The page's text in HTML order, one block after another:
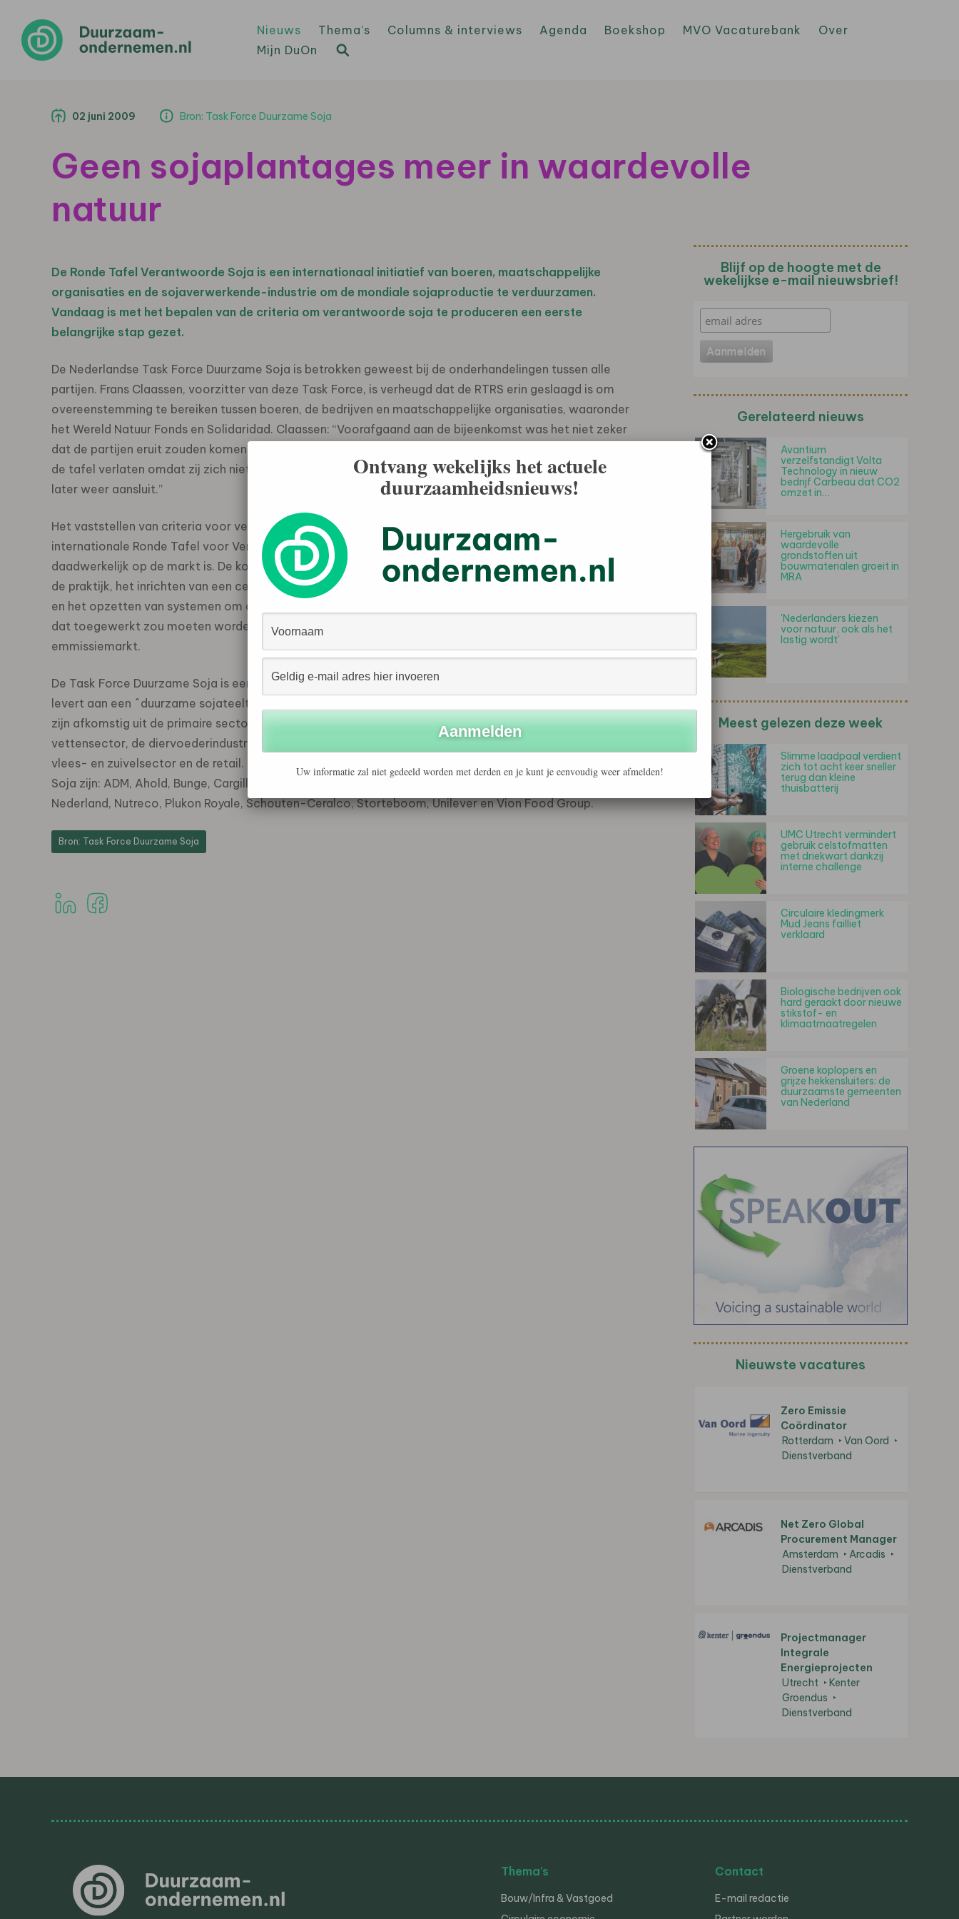
Nieuws Thema’s Columns & interviews Agenda Boekshop MVO Vacaturebank
Over
Mijn DuOn
02 juni 2009 Bron: Task Force Duurzame Soja
Geen sojaplantages meer in waardevolle
natuur
De Ronde Tafel Verantwoorde Soja is een internationaal initiatief van boeren, maatschappelijke
organisaties en de sojaverwerkende-industrie om de mondiale sojaproductie te verduurzamen.
Vandaag is met het bepalen van de criteria om verantwoorde soja te produceren een eerste
belangrijke stap gezet.
De Nederlandse Task Force Duurzame Soja is betrokken geweest bij de onderhandelingen tussen alle
partijen. Frans Claassen, voorzitter van deze Task Force, is verheugd dat de RTRS erin geslaagd is om
overeenstemming te bereiken tussen boeren, de bedrijven en maatschappelijke organisaties, waaronder
het Wereld Natuur Fonds en Solidaridad. Claassen: “Voorafgaand aan de bijeenkomst was het niet zeker
dat de partijen eruit zouden komen. Tijdens de vergadering heeft één van de boerenorganisaties helaas
de tafel verlaten omdat zij zich niet kon verenigen met de strenge criteria. Maar we hopen dat zij zich
later weer aansluit.”
Het vaststellen van criteria voor verantwoorde productie is het eerste grote resultaat van de
internationale Ronde Tafel voor Verantwoorde Soja. Het betekent nog niet dat de gecertificeerde soja al
daadwerkelijk op de markt is. De komende tijd moet er gewerkt worden aan het testen van de criteria in
de praktijk, het inrichten van een certificeringsysteem om onafhankelijke verificatie mogelijk te maken
en het opzetten van systemen om de keten te organiseren. Verschillende partijen waren het erover eens
dat toegewerkt zou moeten worden naar manieren om aan te sluiten een systeem voor koolstof-
emmissiemarkt.
De Task Force Duurzame Soja is een platform van Nederlandse bedrijven in de sojaketen dat een bijdrage
levert aan een ^duurzame sojateelt middels ondersteuning van de internationale RTRS. De deelnemers
zijn afkomstig uit de primaire sector, de oliezadenverwerkende industrie, de plantaardige oliën- en
vettensector, de diervoederindustrie, de
vlees- en zuivelsector en de retail. Bedrijven die deelnemen aan de Nederlandse Task Force Duurzame
Soja zijn: ADM, Ahold, Bunge, Cargill, Cefetra, Cehave landbouwbelang, Friesland Foods-Campina, LTO
Nederland, Nutreco, Plukon Royale, Schouten-Ceralco, Storteboom, Unilever en Vion Food Group.
Bron: Task Force Duurzame Soja
Blijf op de hoogte met de
wekelijkse e-mail nieuwsbrief!
Gerelateerd nieuws
Avantium
verzelfstandigt Volta
Technology in nieuw
bedrijf Carbeau dat CO2
omzet in…
Hergebruik van
waardevolle
grondstoffen uit
bouwmaterialen groeit in
MRA
'Nederlanders kiezen
voor natuur, ook als het
lastig wordt'
Meest gelezen deze week
Slimme laadpaal verdient
zich tot acht keer sneller
terug dan kleine
thuisbatterij
UMC Utrecht vermindert
gebruik celstofmatten
met driekwart dankzij
interne challenge
Circulaire kledingmerk
Mud Jeans failliet
verklaard
Biologische bedrijven ook
hard geraakt door nieuwe
stikstof- en
klimaatmaatregelen
Groene koplopers en
grijze hekkensluiters: de
duurzaamste gemeenten
van Nederland
Nieuwste vacatures
Zero Emissie
Coördinator
Rotterdam
Van Oord
Dienstverband
Net Zero Global
Procurement Manager
Amsterdam
Arcadis
Dienstverband
Projectmanager
Integrale
Energieprojecten
Utrecht
Kenter
Groendus
Dienstverband
Thema’s
Bouw/Infra & Vastgoed
Contact
E-mail redactie
Ontvang wekelijks het actuele
duurzaamheidsnieuws!
Uw informatie zal niet gedeeld worden met derden en je kunt je eenvoudig weer afmelden!